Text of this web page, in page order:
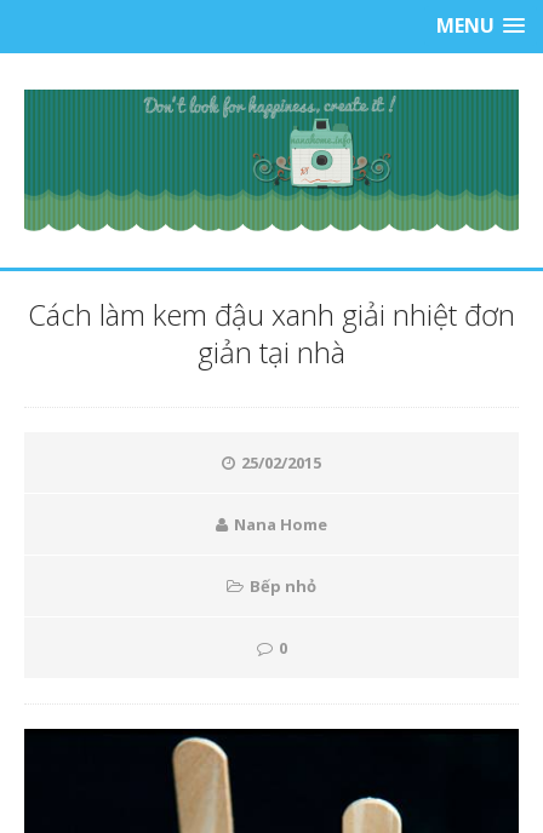
MENU
Cách làm kem đậu xanh giải nhiệt đơn
giản tại nhà
25/02/2015
Nana Home
Bếp nhỏ
0